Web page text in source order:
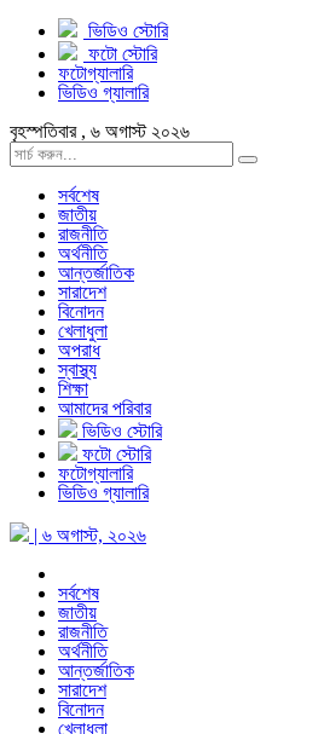
ভিডিও স্টোরি
ফটো স্টোরি
ফটোগ্যালারি
ভিডিও গ্যালারি
বৃহস্পতিবার , ৬ অগাস্ট ২০২৬
সর্বশেষ
জাতীয়
রাজনীতি
অর্থনীতি
আন্তর্জাতিক
সারাদেশ
বিনোদন
খেলাধুলা
অপরাধ
স্বাস্থ্য
শিক্ষা
আমাদের পরিবার
ভিডিও স্টোরি
ফটো স্টোরি
ফটোগ্যালারি
ভিডিও গ্যালারি
| ৬ অগাস্ট, ২০২৬
সর্বশেষ
জাতীয়
রাজনীতি
অর্থনীতি
আন্তর্জাতিক
সারাদেশ
বিনোদন
খেলাধুলা